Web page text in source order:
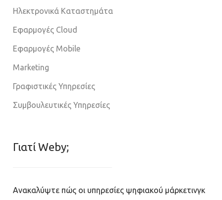
Ηλεκτρονικά Καταστημάτα
Εφαρμογές Cloud
Εφαρμογές Mobile
Marketing
Γραφιστικές Υπηρεσίες
Συμβουλευτικές Υπηρεσίες
Γιατί Weby;
Ανακαλύψτε πώς οι υπηρεσίες ψηφιακού μάρκετινγκ